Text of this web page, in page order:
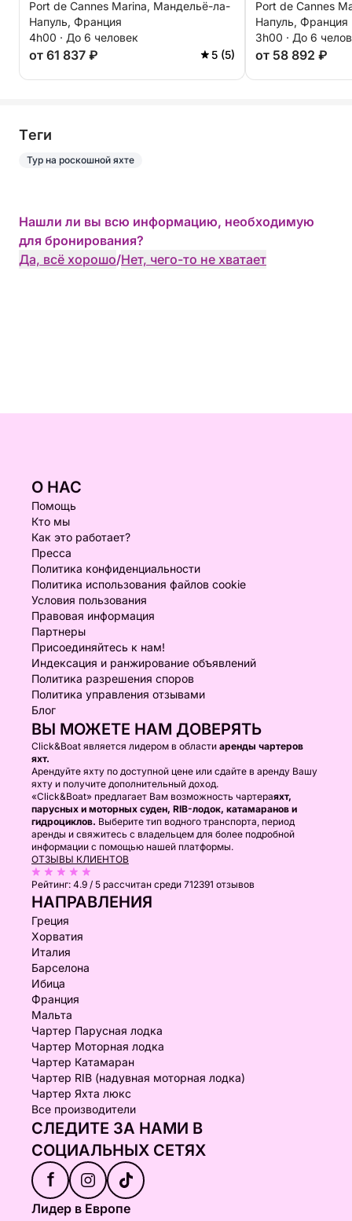
Port de Cannes Marina, Мандельё-ла-
Напуль, Франция
4h00 · До 6 человек
от 61 837 ₽ 5 (5)
Port de Cannes
Напуль, Франция
3h00 · До 6
от 58 892 ₽
Tеги
Тур на роскошной яхте
Нашли ли вы всю информацию, необходимую
для бронирования?
Да, всё хорошо/Нет, чего-то не хватает
О НАС
Помощь
Кто мы
Как это работает?
Пресса
Политика конфиденциальности
Политика использования файлов cookie
Условия пользования
Правовая информация
Партнеры
Присоединяйтесь к нам!
Индексация и ранжирование объявлений
Политика разрешения споров
Политика управления отзывами
Блог
ВЫ МОЖЕТЕ НАМ ДОВЕРЯТЬ
Click&Boat является лидером в области аренды чартеров
яхт.
Арендуйте яхту по доступной цене или сдайте в аренду Вашу
яхту и получите дополнительный доход.
«Click&Boat» предлагает Вам возможность чартераяхт,
парусных и моторных суден, RIB-лодок, катамаранов и
гидроциклов. Выберите тип водного транспорта, период
аренды и свяжитесь с владельцем для более подробной
информации с помощью нашей платформы.
ОТЗЫВЫ КЛИЕНТОВ
Рейтинг: 4.9 / 5 рассчитан среди 712391 отзывов
НАПРАВЛЕНИЯ
Греция
Хорватия
Италия
Барселона
Ибица
Франция
Мальта
Чартер Парусная лодка
Чартер Моторная лодка
Чартер Катамаран
Чартер RIB (надувная моторная лодка)
Чартер Яхта люкс
Все производители
СЛЕДИТЕ ЗА НАМИ В
СОЦИАЛЬНЫХ СЕТЯХ
f
Лидер в Европе